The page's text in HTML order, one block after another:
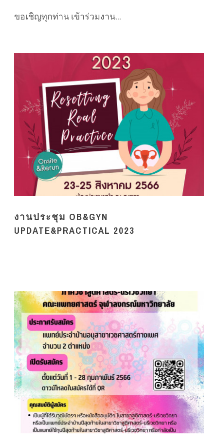
ขอเชิญทุกท่าน เข้าร่วมงาน...
งานประชุม OB&GYN
UPDATE&PRACTICAL 2023